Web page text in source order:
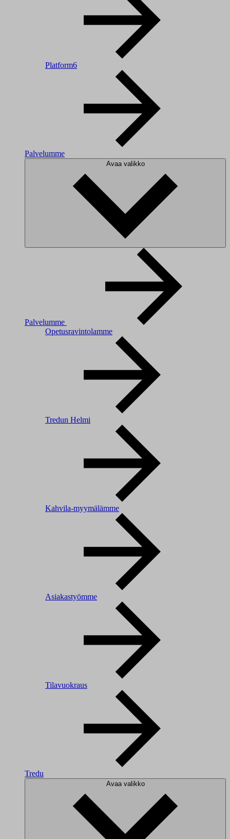
Platform6
Palvelumme
Avaa valikko
Palvelumme
Opetusravintolamme
Tredun Helmi
Kahvila-myymälämme
Asiakastyömme
Tilavuokraus
Tredu
Avaa valikko